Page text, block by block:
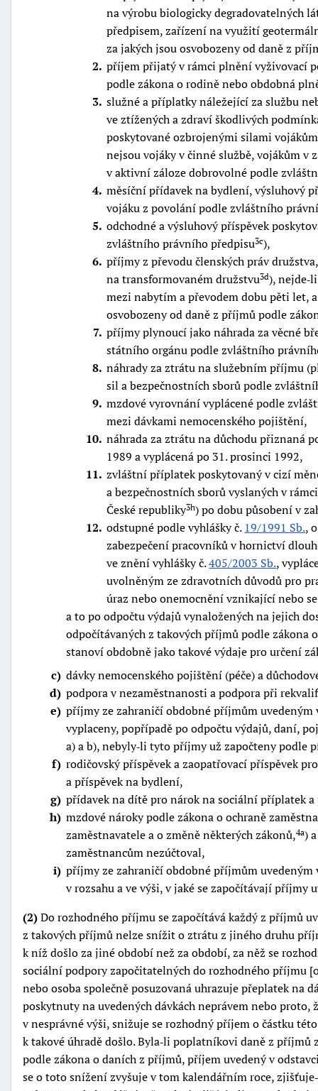
na výrobu biologicky degradovatelných
předpisem, zařízení na využití
za jakých jsou osvobozeny od daně z
2 příjem přijatý v rámci plnění vyživovací
podle zákona o rodině nebo obdobná
3 služné a příplatky náležející za službu
ve ztížených a zdraví škodlivých
poskytované ozbrojenými silami
nejsou vojáky v činné službě, vojákům v
v aktivní záloze dobrovolné podle
4 měsíční přídavek na bydlení, výsluhový
vojáku z povolání podle zvláštního
5 odchodné a výsluhový příspěvek
zvláštního právního předpisu3c),
6 příjmy z převodu členských práv
na transformovaném družstvu3d),
mezi nabytím a převodem dobu pěti let,
osvobozeny od daně z příjmů podle
7 příjmy plynoucí jako náhrada za věcné
státního orgánu podle zvláštního
8 náhrady za ztrátu na služebním příjmu
sil a bezpečnostních sborů podle
9 mzdové vyrovnání vyplácené podle
mezi dávkami nemocenského pojištění,
10 náhrada za ztrátu na důchodu přiznaná
1989 a vyplácená po 31. prosinci 1992,
11 zvláštní příplatek poskytovaný v cizí
a bezpečnostních sborů vyslaných v
České republiky3h) po dobu působení v
12 odstupné podle vyhlášky č. 19/1991 Sb.,
zabezpečení pracovníků v hornictví
ve znění vyhlášky č.405/2003 Sb.,
uvolněným ze zdravotních důvodů pro
úraz nebo onemocnění vznikající nebo
a to po odpočtu výdajů vynaložených na jejich
odpočítávaných z takových příjmů podle zákona
stanoví obdobně jako takové výdaje pro určení
c dávky nemocenského pojištění (péče) a
d podpora v nezaměstnanosti a podpora při
e příjmy ze zahraničí obdobné příjmům uvedeným
vyplaceny, popřípadě po odpočtu výdajů, daní,
a) a b), nebyly‑li tyto příjmy už započteny podle
f rodičovský příspěvek a zaopatřovací příspěvek
a příspěvek na bydlení,
g přídavek na dítě pro nárok na sociální příplatek
h mzdové nároky podle zákona o ochraně
zaměstnavatele a o změně některých zákonů,4a)
zaměstnancům nezúčtoval,
i příjmy ze zahraničí obdobné příjmům uvedeným
v rozsahu a ve výši, v jaké se započítávají příjmy
(2)Do rozhodného příjmu se započítává každý z příjmů
z takových příjmů nelze snížit o ztrátu z jiného druhu
k níž došlo za jiné období než za období, za něž se
sociální podpory započitatelných do rozhodného příjmu
nebo osoba společně posuzovaná uhrazuje přeplatek na
poskytnuty na uvedených dávkách neprávem nebo proto,
v nesprávné výši, snižuje se rozhodný příjem o částku
k takové úhradě došlo. Byla‑li poplatníkovi daně z
podle zákona o daních z příjmů, příjem uvedený v
se o toto snížení zvyšuje v tom kalendářním roce,